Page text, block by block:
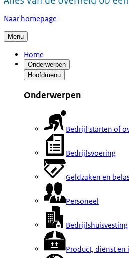
Naar homepage
Menu
Home
Onderwerpen
Hoofdmenu
Onderwerpen
Bedrijf starten of
Bedrijfsvoering
Geldzaken en
Personeel
Bedrijfshuisvesting
Product, dienst en